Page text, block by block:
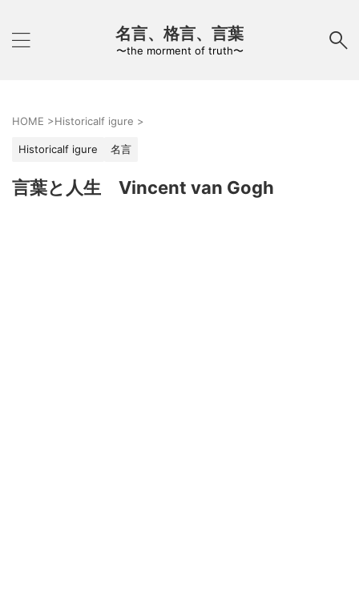
名言、格言、言葉
〜the morment of truth〜
HOME >Historicalf igure >
Historicalf igure 名言
言葉と人生 Vincent van Gogh